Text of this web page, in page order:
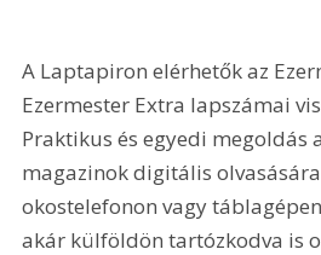
A Laptapiron elérhetők az
Ezermester Extra lapszámai
Praktikus és egyedi megoldás
magazinok digitális
okostelefonon vagy
akár külföldön tartózkodva is